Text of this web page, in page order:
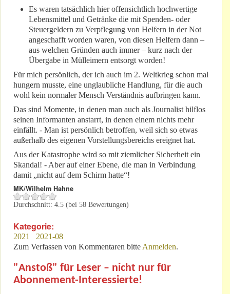
Es waren tatsächlich hier offensichtlich hochwertige
Lebensmittel und Getränke die mit Spenden- oder
Steuergeldern zu Verpflegung von Helfern in der Not
angeschafft worden waren, von diesen Helfern dann –
aus welchen Gründen auch immer – kurz nach der
Übergabe in Mülleimern entsorgt worden!
Für mich persönlich, der ich auch im 2. Weltkrieg schon mal
hungern musste, eine unglaubliche Handlung, für die auch
wohl kein normaler Mensch Verständnis aufbringen kann.
Das sind Momente, in denen man auch als Journalist hilflos
seinen Informanten anstarrt, in denen einem nichts mehr
einfällt. - Man ist persönlich betroffen, weil sich so etwas
außerhalb des eigenen Vorstellungsbereichs ereignet hat.
Aus der Katastrophe wird so mit ziemlicher Sicherheit ein
Skandal! - Aber auf einer Ebene, die man in Verbindung
damit „nicht auf dem Schirm hatte“!
MK/Wilhelm Hahne
Durchschnitt: 4.5 (bei 58 Bewertungen)
Kategorie:
2021
2021-08
Zum Verfassen von Kommentaren bitte Anmelden.
"Anstoß" für Leser – nicht nur für
Abonnement-Interessierte!